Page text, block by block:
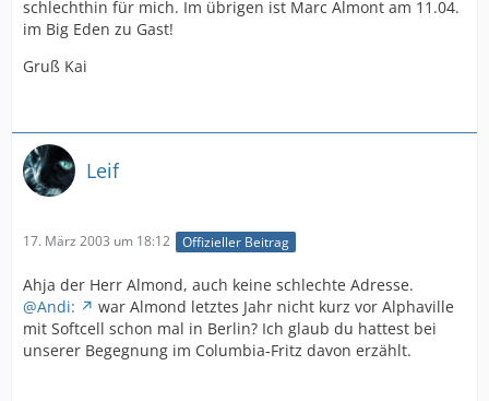
schlechthin für mich. Im übrigen ist Marc Almont am 11.04.
im Big Eden zu Gast!
Gruß Kai
Leif
17. März 2003 um 18:12 Offizieller Beitrag
Ahja der Herr Almond, auch keine schlechte Adresse.
@Andi:
war Almond letztes Jahr nicht kurz vor Alphaville
mit Softcell schon mal in Berlin? Ich glaub du hattest bei
unserer Begegnung im Columbia-Fritz davon erzählt.